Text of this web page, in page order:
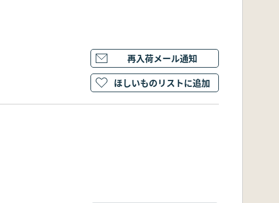
再入荷メール通知
ほしいものリストに追加